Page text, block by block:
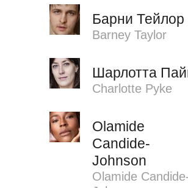
Барни Тейлор
Barney Taylor
Шарлотта
Charlotte Pyke
Olamide
Candide-
Johnson
Olamide